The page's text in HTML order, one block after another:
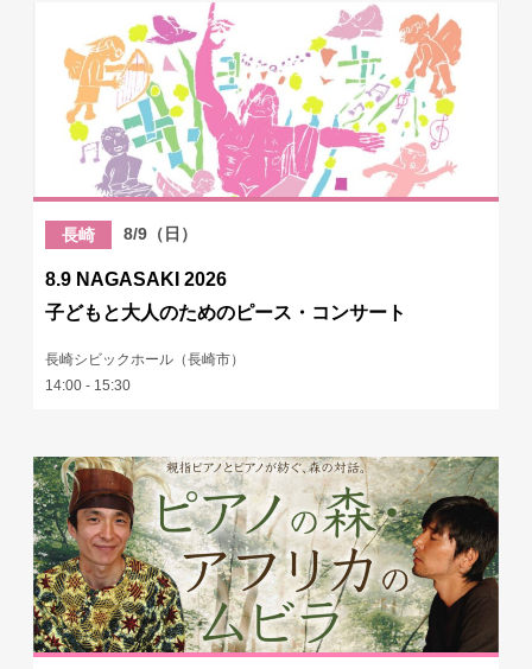
長崎 8/9（日）
8.9 NAGASAKI 2026
子どもと大人のためのピース・コンサート
長崎シビックホール（長崎市）
14:00 - 15:30